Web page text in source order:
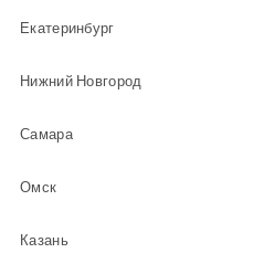
Екатеринбург
Нижний Новгород
Самара
Омск
Казань